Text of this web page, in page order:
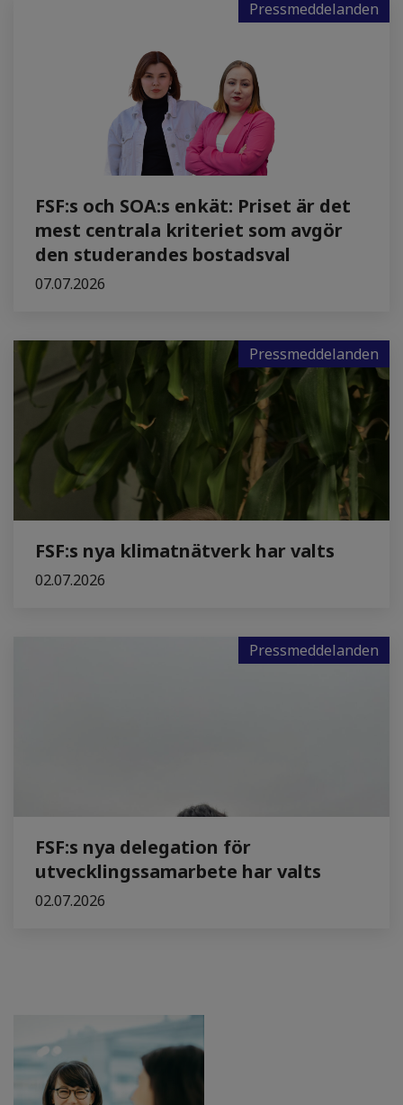
Pressmeddelanden
FSF:s och SOA:s enkät: Priset är det
mest centrala kriteriet som avgör
den studerandes bostadsval
07.07.2026
Pressmeddelanden
FSF:s nya klimatnätverk har valts
02.07.2026
Pressmeddelanden
FSF:s nya delegation för
utvecklingssamarbete har valts
02.07.2026